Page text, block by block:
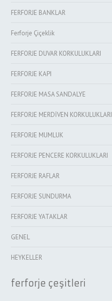
FERFORJE BANKLAR
Ferforje Çiçeklik
FERFORJE DUVAR KORKULUKLARI
FERFORJE KAPI
FERFORJE MASA SANDALYE
FERFORJE MERDİVEN KORKULUKLARI
FERFORJE MUMLUK
FERFORJE PENCERE KORKULUKLARI
FERFORJE RAFLAR
FERFORJE SUNDURMA
FERFORJE YATAKLAR
GENEL
HEYKELLER
ferforje çeşitleri